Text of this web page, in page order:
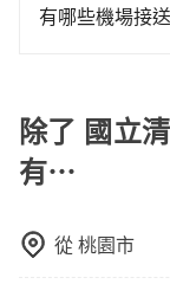
地點與你的上
緩衝時間。
不過，每家信
握最新的優惠訊
務。
有哪些機場接
優質的客服服務
濟實惠的選擇，
客。
除了 國立
有⋯
從桃園市